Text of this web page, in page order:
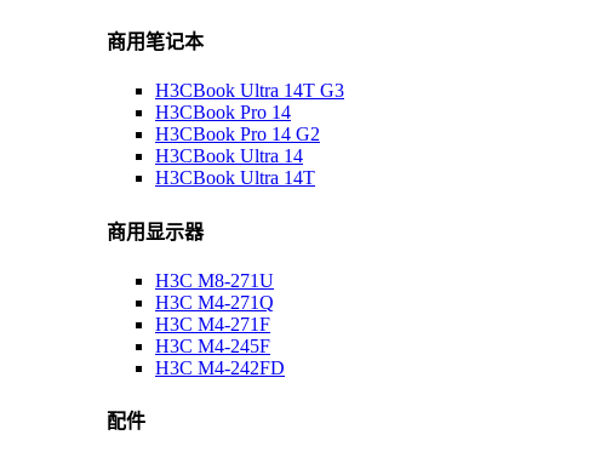
商用笔记本
H3CBook Ultra 14T G3
H3CBook Pro 14
H3CBook Pro 14 G2
H3CBook Ultra 14
H3CBook Ultra 14T
商用显示器
H3C M8-271U
H3C M4-271Q
H3C M4-271F
H3C M4-245F
H3C M4-242FD
配件